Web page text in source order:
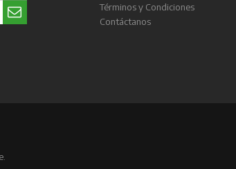
Términos y Condiciones
Contáctanos